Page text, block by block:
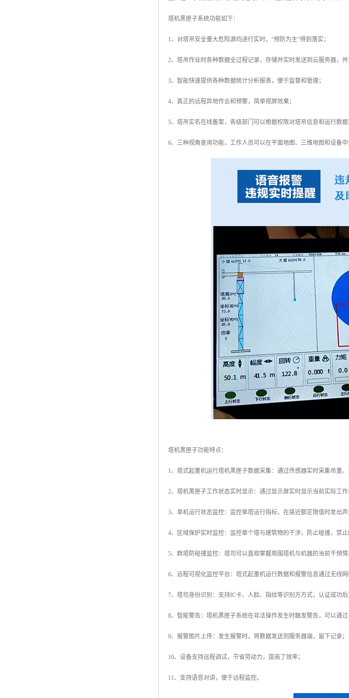
塔机黑匣子系统功能如下：
1、对塔吊安全重大危险源均进行实时，“预防为主”得到落实；
2、塔吊作业时各种数据全过程记录，存储并实时发送到云服务器，并
3、智能快速提供各种数据统计分析报表，便于监督和管理；
4、真正的远程异地作业和预警，简单视屏效果；
5、塔吊实名在线备案，各级部门可以根据权限对塔吊信息和运行数据
6、三种视角查询功能，工作人员可以在平面地图、三维地图和设备中
塔机黑匣子功能特点：
1、塔式起重机运行塔机黑匣子数据采集：通过传感器实时采集吊重
2、塔机黑匣子工作状态实时显示：通过显示屏实时显示当前实际工
3、单机运行状态监控：监控单塔运行指标，在接近额定限值时发出声
4、区域保护实时监控：监控单个塔与建筑物的干涉，防止碰撞，禁
5、群塔防碰撞监控：塔司可以直观掌握周围塔机与机器的当前干预
6、远程可视化监控平台：塔式起重机运行数据和报警信息通过无线
7、塔司身份识别：支持IC卡、人脸、指纹等识别方方式，认证成功后
8、智能警告：塔机黑匣子系统在非法操作发生时触发警告，可以通
9、报警图片上传：发生报警时，将数据发送到服务器端，留下记录；
10、设备支持远程调试，节省劳动力，提高了效率；
11、支持语音对讲，便于远程监控。